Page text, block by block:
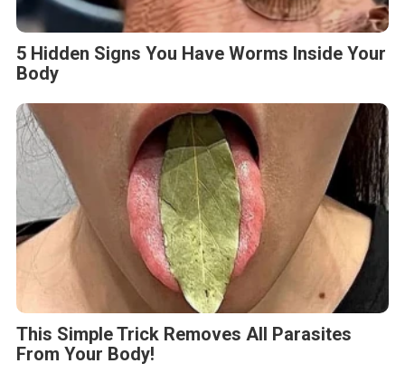
5 Hidden Signs You Have Worms Inside Your
Body
This Simple Trick Removes All Parasites
From Your Body!